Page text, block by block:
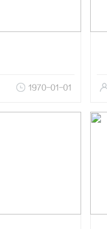
1970-01-01